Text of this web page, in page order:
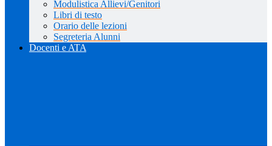
Modulistica Allievi/Genitori
Libri di testo
Orario delle lezioni
Segreteria Alunni
Docenti e ATA